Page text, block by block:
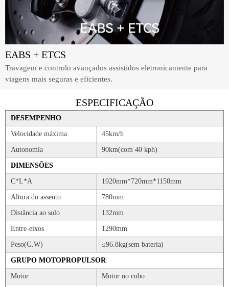
EABS + ETCS
Travagem e controlo avançados assistidos eletronicamente para
viagens mais seguras e eficientes.
ESPECIFICAÇÃO
DESEMPENHO
Velocidade máxima 45km/h
Autonomia 90km(com 40 kph)
DIMENSÕES
C*L*A 1920mm*720mm*1150mm
Altura do assento 780mm
Distância ao solo 132mm
Entre-eixos 1290mm
Peso(G.W) ≤96.8kg(sem bateria)
GRUPO MOTOPROPULSOR
Motor Motor no cubo